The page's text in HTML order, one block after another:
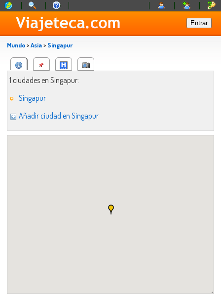
Mundo>Asia> Singapur
1 ciudades en Singapur:
Singapur
Añadir ciudad en Singapur